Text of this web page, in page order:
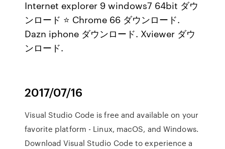
Internet explorer 9 windows7 64bit ダウ
ンロード ⭐ Chrome 66 ダウンロード.
Dazn iphone ダウンロード. Xviewer ダウ
ンロード.
2017/07/16
Visual Studio Code is free and available on your
favorite platform - Linux, macOS, and Windows.
Download Visual Studio Code to experience a